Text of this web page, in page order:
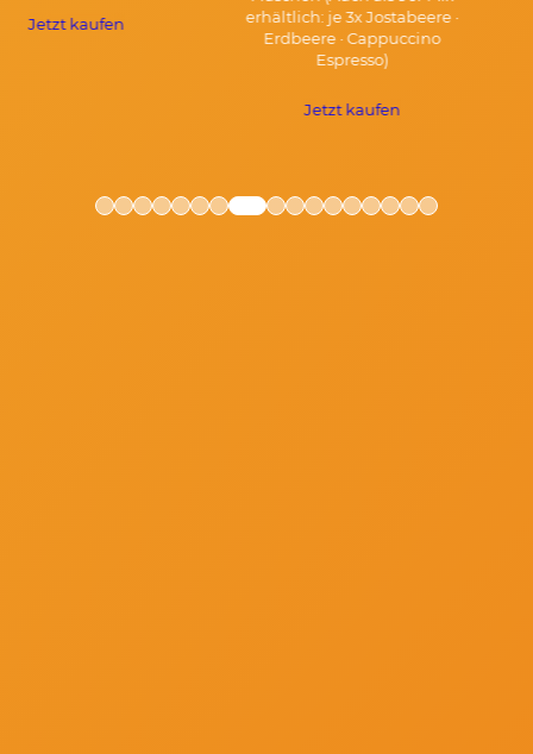
Jetzt kaufen
erhältlich: je 3x Jostabeere ·
Erdbeere · Cappuccino
Espresso)
Jetzt kaufen